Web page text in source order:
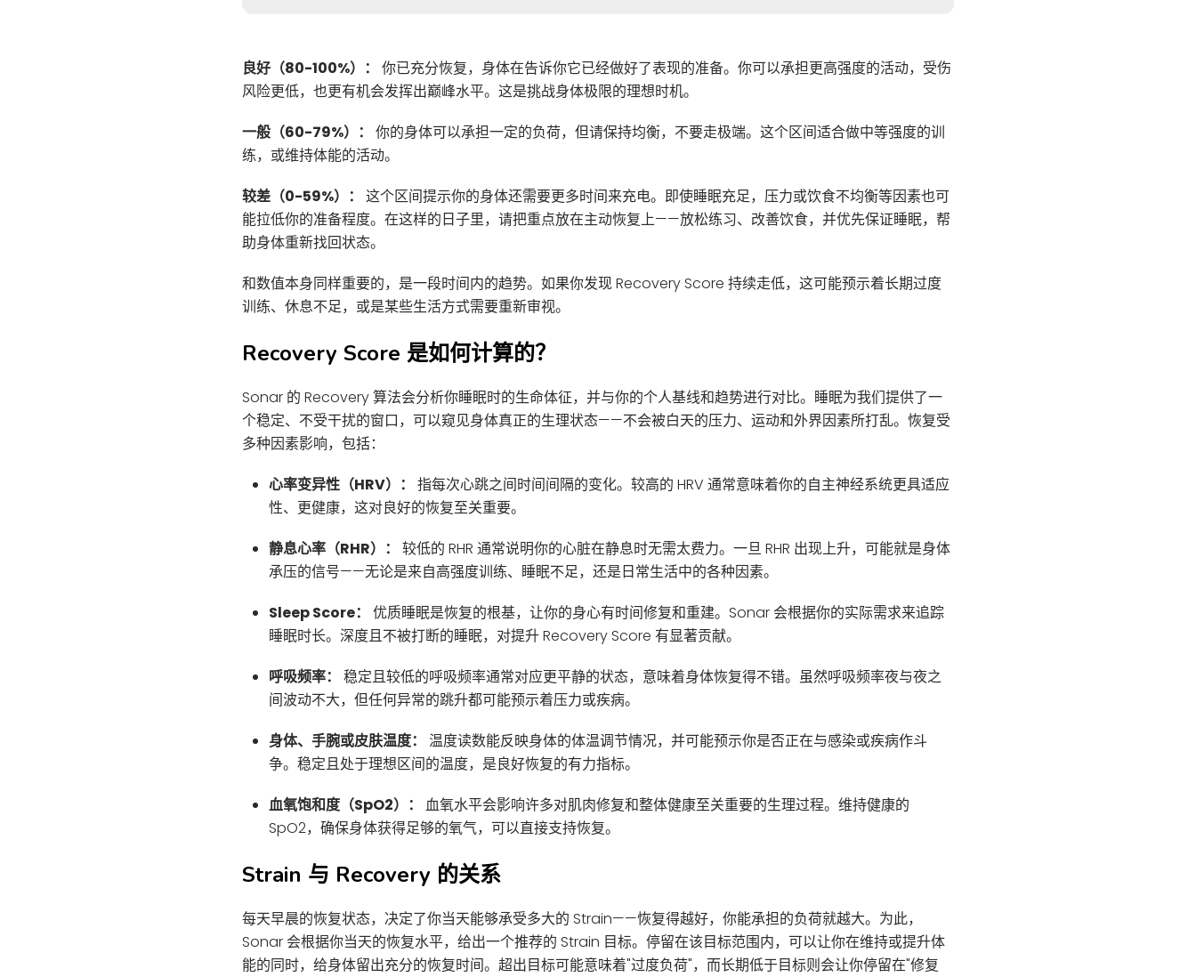
良好（80-100%）：
你已充分恢复，身体在告诉你它已经做好了表现的准备。你可以承担更高强度的活动，受伤
风险更低，也更有机会发挥出巅峰水平。这是挑战身体极限的理想时机。
一般（60-79%）：
你的身体可以承担一定的负荷，但请保持均衡，不要走极端。这个区间适合做中等强度的训
练，或维持体能的活动。
较差（0-59%）：
这个区间提示你的身体还需要更多时间来充电。即使睡眠充足，压力或饮食不均衡等因素也可
能拉低你的准备程度。在这样的日子里，请把重点放在主动恢复上——放松练习、改善饮食，并优先保证睡眠，帮
助身体重新找回状态。
和数值本身同样重要的，是一段时间内的趋势。如果你发现 Recovery Score 持续走低，这可能预示着长期过度
训练、休息不足，或是某些生活方式需要重新审视。
Recovery Score 是如何计算的？
Sonar 的 Recovery 算法会分析你睡眠时的生命体征，并与你的个人基线和趋势进行对比。睡眠为我们提供了一
个稳定、不受干扰的窗口，可以窥见身体真正的生理状态——不会被白天的压力、运动和外界因素所打乱。恢复受
多种因素影响，包括：
心率变异性（HRV）：
指每次心跳之间时间间隔的变化。较高的 HRV 通常意味着你的自主神经系统更具适应
性、更健康，这对良好的恢复至关重要。
静息心率（RHR）：
较低的 RHR 通常说明你的心脏在静息时无需太费力。一旦 RHR 出现上升，可能就是身体
承压的信号——无论是来自高强度训练、睡眠不足，还是日常生活中的各种因素。
Sleep Score：
优质睡眠是恢复的根基，让你的身心有时间修复和重建。Sonar 会根据你的实际需求来追踪
睡眠时长。深度且不被打断的睡眠，对提升 Recovery Score 有显著贡献。
呼吸频率：
稳定且较低的呼吸频率通常对应更平静的状态，意味着身体恢复得不错。虽然呼吸频率夜与夜之
间波动不大，但任何异常的跳升都可能预示着压力或疾病。
身体、手腕或皮肤温度：
温度读数能反映身体的体温调节情况，并可能预示你是否正在与感染或疾病作斗
争。稳定且处于理想区间的温度，是良好恢复的有力指标。
血氧饱和度（SpO2）：
血氧水平会影响许多对肌肉修复和整体健康至关重要的生理过程。维持健康的
SpO2，确保身体获得足够的氧气，可以直接支持恢复。
Strain 与 Recovery 的关系
每天早晨的恢复状态，决定了你当天能够承受多大的 Strain——恢复得越好，你能承担的负荷就越大。为此，
Sonar 会根据你当天的恢复水平，给出一个推荐的 Strain 目标。停留在该目标范围内，可以让你在维持或提升体
能的同时，给身体留出充分的恢复时间。超出目标可能意味着"过度负荷"，而长期低于目标则会让你停留在"修复